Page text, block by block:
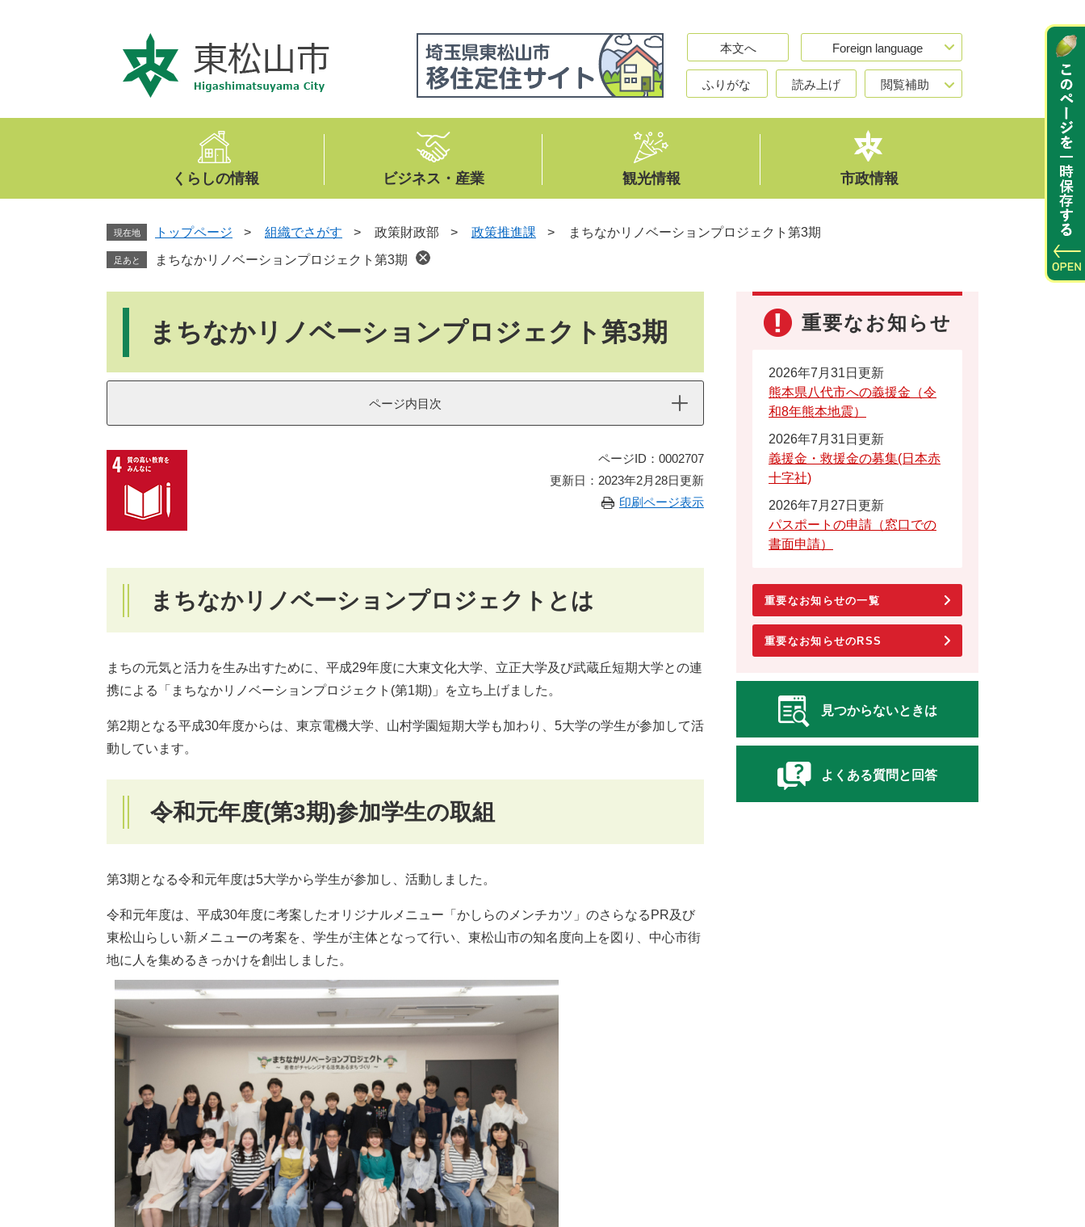
文
本文へ Foreign language
ふりがな 読み上げ 閲覧補助
くらしの情報 ビジネス・産業 観光情報 市政情報
現在地 トップページ > 組織でさがす > 政策財政部 > 政策推進課 > まちなかリノベーションプロジェクト第3期
足あと まちなかリノベーションプロジェクト第3期
まちなかリノベーションプロジェクト第3期
ページ内目次
ページID：0002707
更新日：2023年2月28日更新
印刷ページ表示
まちなかリノベーションプロジェクトとは
まちの元気と活力を生み出すために、平成29年度に大東文化大学、立正大学及び武蔵丘短期大学との連
携による「まちなかリノベーションプロジェクト(第1期)」を立ち上げました。
第2期となる平成30年度からは、東京電機大学、山村学園短期大学も加わり、5大学の学生が参加して活
動しています。
令和元年度(第3期)参加学生の取組
第3期となる令和元年度は5大学から学生が参加し、活動しました。
令和元年度は、平成30年度に考案したオリジナルメニュー「かしらのメンチカツ」のさらなるPR及び
東松山らしい新メニューの考案を、学生が主体となって行い、東松山市の知名度向上を図り、中心市街
地に人を集めるきっかけを創出しました。
重要なお知らせ
2026年7月31日更新
熊本県八代市への義援金（令
和8年熊本地震）
2026年7月31日更新
義援金・救援金の募集(日本赤
十字社)
2026年7月27日更新
パスポートの申請（窓口での
書面申請）
重要なお知らせの一覧
重要なお知らせのRSS
見つからないときは
よくある質問と回答